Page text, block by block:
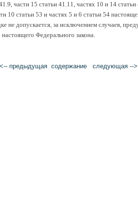
части 15 статьи 41.11, частях 10 и 14
10 статьи 53 и частях 5 и 6 статьи 54
не допускается, за исключением случаев,
Федерального закона.
<-- предыдущая cодержание следующая -->